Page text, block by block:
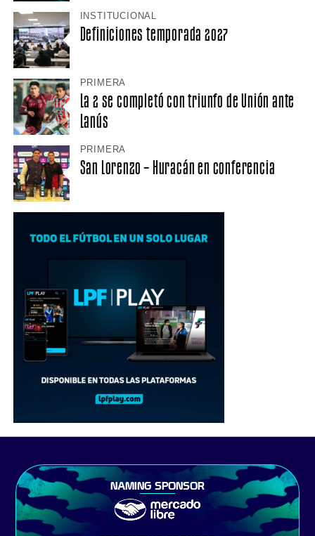
INSTITUCIONAL
Definiciones temporada 2027
PRIMERA
La 2 se completó con triunfo de Unión ante
Lanús
PRIMERA
San Lorenzo – Huracán en conferencia
NAMING SPONSOR